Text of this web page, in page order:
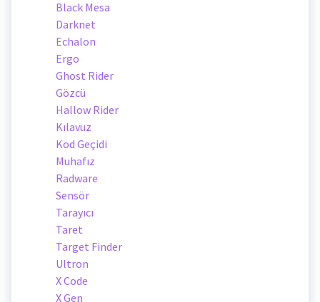
Black Mesa
Darknet
Echalon
Ergo
Ghost Rider
Gözcü
Hallow Rider
Kılavuz
Kod Geçidi
Muhafız
Radware
Sensör
Tarayıcı
Taret
Target Finder
Ultron
X Code
X Gen